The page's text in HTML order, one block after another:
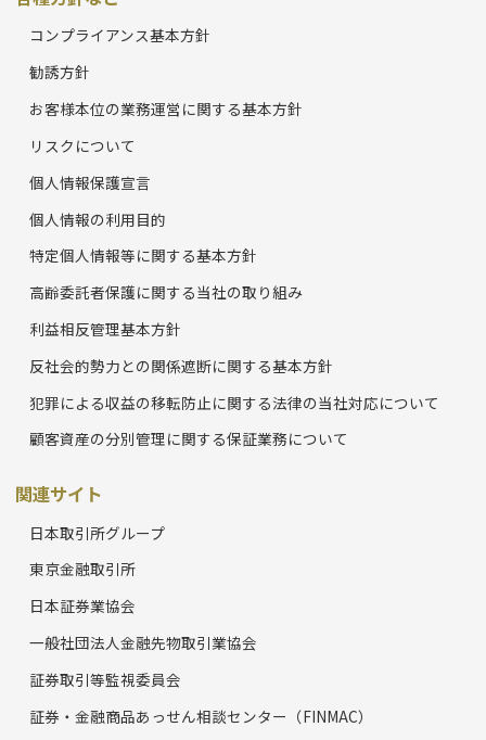
コンプライアンス基本方針
勧誘方針
お客様本位の業務運営に関する基本方針
リスクについて
個人情報保護宣言
個人情報の利用目的
特定個人情報等に関する基本方針
高齢委託者保護に関する当社の取り組み
利益相反管理基本方針
反社会的勢力との関係遮断に関する基本方針
犯罪による収益の移転防止に関する法律の当社対応について
顧客資産の分別管理に関する保証業務について
関連サイト
日本取引所グループ
東京金融取引所
日本証券業協会
一般社団法人金融先物取引業協会
証券取引等監視委員会
証券・金融商品あっせん相談センター（FINMAC）